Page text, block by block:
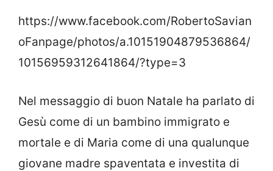
https://www.facebook.com/RobertoSavian
oFanpage/photos/a.10151904879536864/
10156959312641864/?type=3
Nel messaggio di buon Natale ha parlato di
Gesù come di un bambino immigrato e
mortale e di Maria come di una qualunque
giovane madre spaventata e investita di